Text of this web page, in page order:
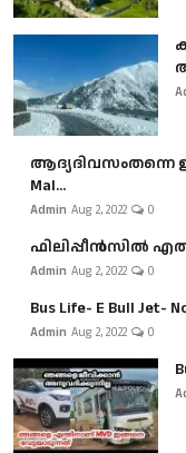
ആദ്യദിവസംതന്നെ
Mal...
Admin Aug 2, 2022 0
ഫിലിപ്പീൻസിൽ
Admin Aug 2, 2022 0
Bus Life- E Bull Jet-
Admin Aug 2, 2022 0